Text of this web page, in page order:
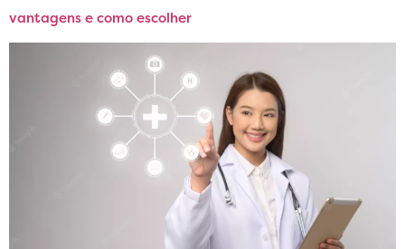
vantagens e como escolher